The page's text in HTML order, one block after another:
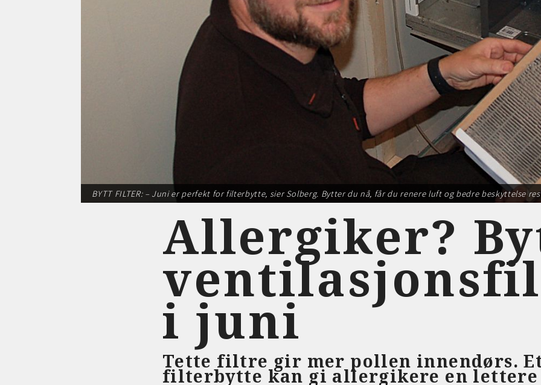
BYTT FILTER: – Juni er perfekt for filterbytte, sier Solberg. Bytter du nå, får du renere luft og bedre beskyttelse
Allergiker?
i juni
Tette filtre gir mer pollen innendørs.
filterbytte kan gi allergikere en lettere